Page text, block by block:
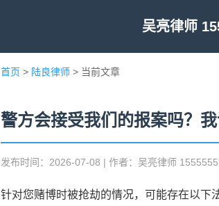
吴亮律师
首页 > 陆良律师 > 当前文章
警方会接受我们的报案吗？我
发布时间：2026-07-08 | 作者：吴亮律师
针对您赌博时被抢劫的情况，可能存在以下